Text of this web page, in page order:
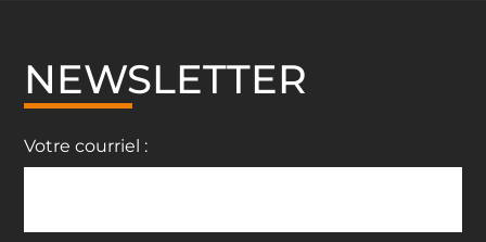
NEWSLETTER
Votre courriel :